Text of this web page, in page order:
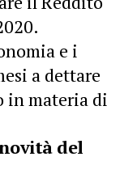
e i
a dettare
in materia di
del